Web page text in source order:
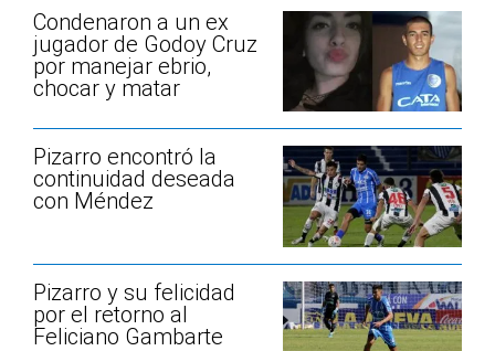
Condenaron a un ex
jugador de Godoy Cruz
por manejar ebrio,
chocar y matar
Pizarro encontró la
continuidad deseada
con Méndez
Pizarro y su felicidad
por el retorno al
Feliciano Gambarte